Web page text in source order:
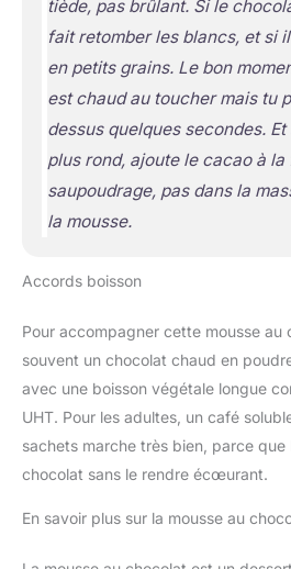
tiède, pas brûlant. Si le
fait retomber les blancs, et si
en petits grains. Le bon
est chaud au toucher mais tu
dessus quelques secondes.
plus rond, ajoute le cacao à la
saupoudrage, pas dans la
la mousse.
Accords boisson
Pour accompagner cette mousse au
souvent un chocolat chaud en
avec une boisson végétale longue
UHT. Pour les adultes, un café
sachets marche très bien, parce que
chocolat sans le rendre écœurant.
En savoir plus sur la mousse au